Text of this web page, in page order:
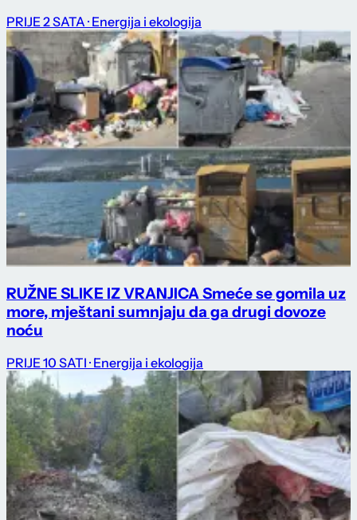
PRIJE 2 SATA · Energija i ekologija
RUŽNE SLIKE IZ VRANJICA Smeće se gomila uz
more, mještani sumnjaju da ga drugi dovoze
noću
PRIJE 10 SATI · Energija i ekologija